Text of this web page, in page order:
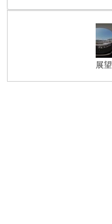
展望